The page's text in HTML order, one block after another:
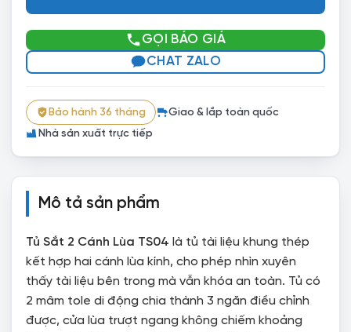
GỌI BÁO GIÁ
CHAT ZALO
Bảo hành 36 tháng
Giao & lắp toàn quốc
Nhà sản xuất trực tiếp
Mô tả sản phẩm
Tủ Sắt 2 Cánh Lùa TS04 là tủ tài liệu khung thép
kết hợp hai cánh lùa kính, cho phép nhìn xuyên
thấy tài liệu bên trong mà vẫn khóa an toàn. Tủ có
2 mâm tole di động chia thành 3 ngăn điều chỉnh
được, cửa lùa trượt ngang không chiếm khoảng